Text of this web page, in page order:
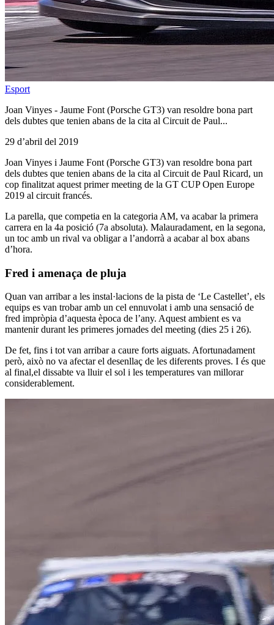
Esport
Joan Vinyes - Jaume Font (Porsche GT3) van resoldre bona part
dels dubtes que tenien abans de la cita al Circuit de Paul...
29 d’abril del 2019
Joan Vinyes i Jaume Font (Porsche GT3) van resoldre bona part
dels dubtes que tenien abans de la cita al Circuit de Paul Ricard, un
cop finalitzat aquest primer meeting de la GT CUP Open Europe
2019 al circuit francés.
La parella, que competia en la categoria AM, va acabar la primera
carrera en la 4a posició (7a absoluta). Malauradament, en la segona,
un toc amb un rival va obligar a l’andorrà a acabar al box abans
d’hora.
Fred i amenaça de pluja
Quan van arribar a les instal·lacions de la pista de ‘Le Castellet’, els
equips es van trobar amb un cel ennuvolat i amb una sensació de
fred impròpia d’aquesta època de l’any. Aquest ambient es va
mantenir durant les primeres jornades del meeting (dies 25 i 26).
De fet, fins i tot van arribar a caure forts aiguats. Afortunadament
però, això no va afectar el desenllaç de les diferents proves. I és que
al final,el dissabte va lluir el sol i les temperatures van millorar
considerablement.